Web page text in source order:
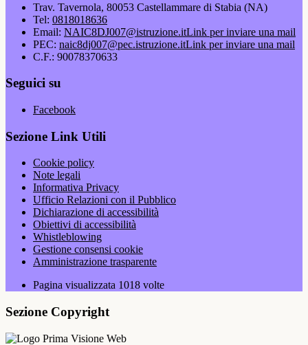
Trav. Tavernola, 80053 Castellammare di Stabia (NA)
Tel: 0818018636
Email: NAIC8DJ007@istruzione.itLink per inviare una mail
PEC: naic8dj007@pec.istruzione.itLink per inviare una mail
C.F.: 90078370633
Seguici su
Facebook
Sezione Link Utili
Cookie policy
Note legali
Informativa Privacy
Ufficio Relazioni con il Pubblico
Dichiarazione di accessibilità
Obiettivi di accessibilità
Whistleblowing
Gestione consensi cookie
Amministrazione trasparente
Pagina visualizzata 1018 volte
Sezione Copyright